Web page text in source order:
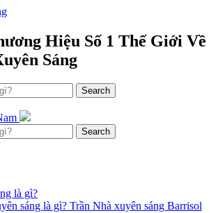
Hiệu Số 1 Thế Giới Về
Sáng
là gì?
sáng là gì? Trần Nhà xuyên sáng Barrisol